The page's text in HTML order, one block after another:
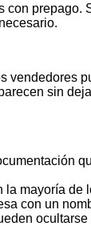
con
vendedores
sin
mayoría de
con un